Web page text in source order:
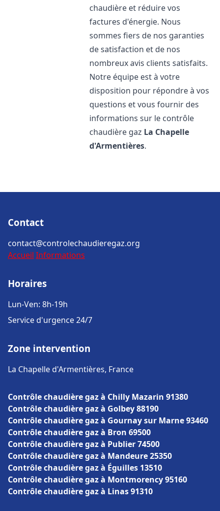
chaudière et réduire vos
factures d'énergie. Nous
sommes fiers de nos garanties
de satisfaction et de nos
nombreux avis clients satisfaits.
Notre équipe est à votre
disposition pour répondre à vos
questions et vous fournir des
informations sur le contrôle
chaudière gaz La Chapelle
d'Armentières.
Contact
contact@controlechaudieregaz.org
Accueil Informations
Horaires
Lun-Ven: 8h-19h
Service d'urgence 24/7
Zone intervention
La Chapelle d'Armentières, France
Contrôle chaudière gaz à Chilly Mazarin 91380
Contrôle chaudière gaz à Golbey 88190
Contrôle chaudière gaz à Gournay sur Marne 93460
Contrôle chaudière gaz à Bron 69500
Contrôle chaudière gaz à Publier 74500
Contrôle chaudière gaz à Mandeure 25350
Contrôle chaudière gaz à Éguilles 13510
Contrôle chaudière gaz à Montmorency 95160
Contrôle chaudière gaz à Linas 91310